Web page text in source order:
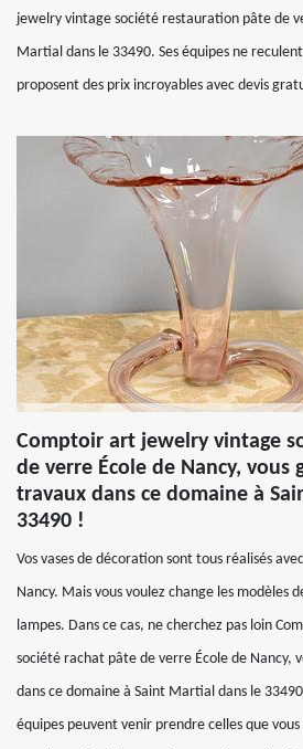
jewelry vintage société restauration pâte de
Martial dans le 33490. Ses équipes ne
proposent des prix incroyables avec devis
Comptoir art jewelry vintage
de verre École de Nancy, vous
travaux dans ce domaine à
33490 !
Vos vases de décoration sont tous réalisés
Nancy. Mais vous voulez change les modèles
lampes. Dans ce cas, ne cherchez pas loin
société rachat pâte de verre École de Nancy,
dans ce domaine à Saint Martial dans le
équipes peuvent venir prendre celles que